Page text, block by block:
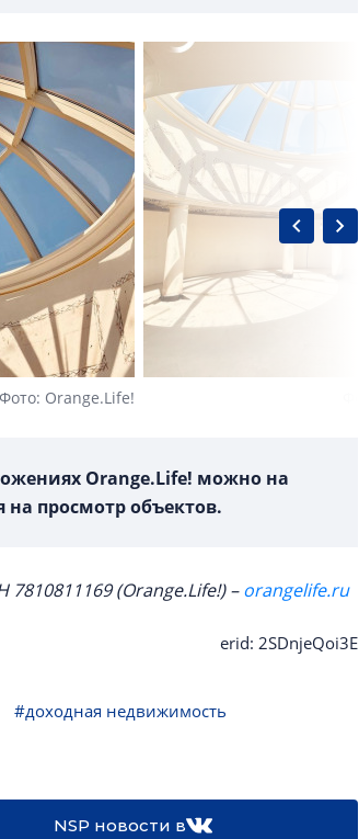
Фото: Orange.Life!
Orange.Life! можно на
просмотр объектов.
(Orange.Life!) –orangelife.ru
erid: 2SDnjeQoi3E
#доходная недвижимость
NSP новости в